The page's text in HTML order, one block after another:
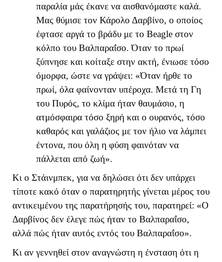
παραλία μάς έκανε να αισθανόμαστε καλά.
Μας θύμισε τον Κάρολο Δαρβίνο, ο οποίος
έφτασε αργά το βράδυ με το Beagle στον
κόλπο του Βαλπαραΐσο. Όταν το πρωί
ξύπνησε και κοίταξε στην ακτή, ένιωσε τόσο
όμορφα, ώστε να γράψει: «Όταν ήρθε το
πρωί, όλα φαίνονταν υπέροχα. Μετά τη Γη
του Πυρός, το κλίμα ήταν θαυμάσιο, η
ατμόσφαιρα τόσο ξηρή και ο ουρανός, τόσο
καθαρός και γαλάζιος με τον ήλιο να λάμπει
έντονα, που όλη η φύση φαινόταν να
πάλλεται από ζωή».
Κι ο Στάινμπεκ, για να δηλώσει ότι δεν υπάρχει
τίποτε κακό όταν ο παρατηρητής γίνεται μέρος του
αντικειμένου της παρατήρησής του, παρατηρεί: «Ο
Δαρβίνος δεν έλεγε πώς ήταν το Βαλπαραΐσο,
αλλά πώς ήταν αυτός εντός του Βαλπαραΐσο».
Κι αν γεννηθεί στον αναγνώστη η ένσταση ότι η